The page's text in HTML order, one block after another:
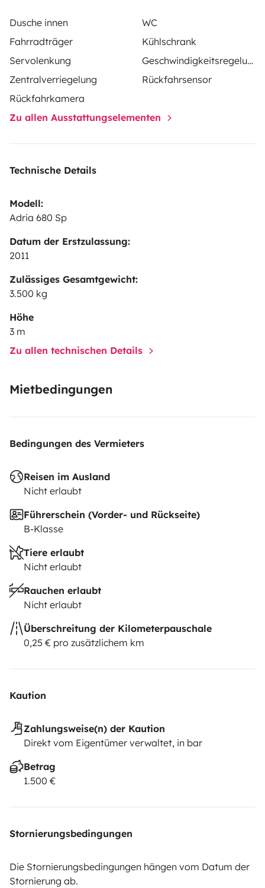
Dusche innen
WC
Fahrradträger
Kühlschrank
Servolenkung
Geschwindigkeitsregelung
Zentralverriegelung
Rückfahrsensor
Rückfahrkamera
Zu allen Ausstattungselementen
Technische Details
Modell:
Adria 680 Sp
Datum der Erstzulassung:
2011
Zulässiges Gesamtgewicht:
3.500 kg
Höhe
3 m
Zu allen technischen Details
Mietbedingungen
Bedingungen des Vermieters
Reisen im Ausland
Nicht erlaubt
Führerschein (Vorder- und Rückseite)
B-Klasse
Tiere erlaubt
Nicht erlaubt
Rauchen erlaubt
Nicht erlaubt
Überschreitung der Kilometerpauschale
0,25 € pro zusätzlichem km
Kaution
Zahlungsweise(n) der Kaution
Direkt vom Eigentümer verwaltet, in bar
Betrag
1.500 €
Stornierungsbedingungen
Die Stornierungsbedingungen hängen vom Datum der
Stornierung ab.